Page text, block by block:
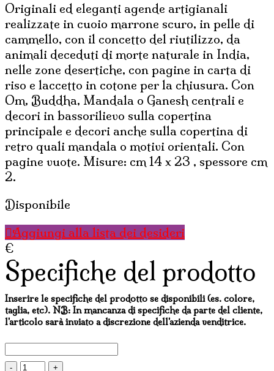
Originali ed eleganti agende artigianali
realizzate in cuoio marrone scuro, in pelle di
cammello, con il concetto del riutilizzo, da
animali deceduti di morte naturale in India,
nelle zone desertiche, con pagine in carta di
riso e laccetto in cotone per la chiusura. Con
Om, Buddha, Mandala o Ganesh centrali e
decori in bassorilievo sulla copertina
principale e decori anche sulla copertina di
retro quali mandala o motivi orientali. Con
pagine vuote. Misure: cm 14 x 23 , spessore cm
2.
Disponibile
Aggiungi alla lista dei desideri
€
Specifiche del prodotto
Inserire le specifiche del prodotto se disponibili (es. colore,
taglia, etc). NB: In mancanza di specifiche da parte del cliente,
l'articolo sarà inviato a discrezione dell'azienda venditrice.
AGENDE